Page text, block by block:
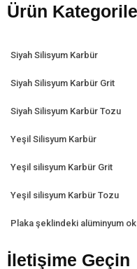
Ürün
Siyah Silisyum Karbür
Siyah Silisyum Karbür Grit
Siyah Silisyum Karbür Tozu
Yeşil Silisyum Karbür
Yeşil silisyum Karbür Grit
Yeşil silisyum Karbür Tozu
Plaka şeklindeki alüminyum
İletişime Geçin